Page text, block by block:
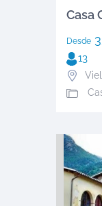
Casa
Desde
13